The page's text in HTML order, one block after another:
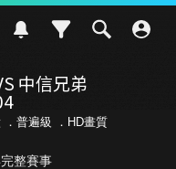
中信兄弟
普遍級 ．HD畫質
整賽事